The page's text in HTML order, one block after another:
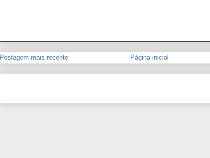
Postagem mais recente Página inicial